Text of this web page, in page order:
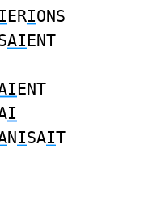
IERIONS
AIENT
ENT
I
NISAIT